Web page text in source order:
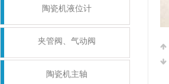
陶瓷机液位计
夹管阀、气动阀
陶瓷机主轴